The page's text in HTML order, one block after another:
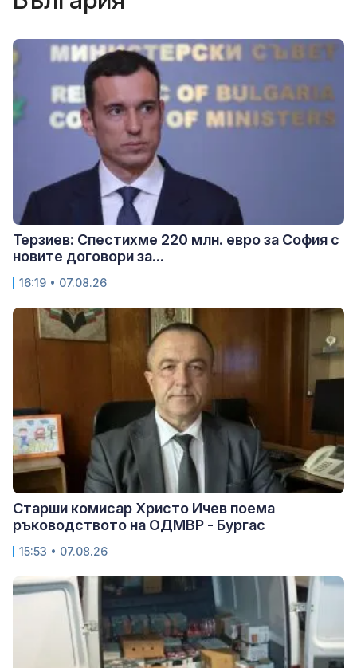
Терзиев: Спестихме 220 млн. евро за София с
новите договори за...
16:19 • 07.08.26
Старши комисар Христо Ичев поема
ръководството на ОДМВР - Бургас
15:53 • 07.08.26